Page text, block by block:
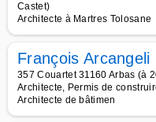
Castet)
Architecte à Martres Tolosane
François Arcangeli
357 Couartet 31160 Arbas (à
Architecte, Permis de
Architecte de bâtimen